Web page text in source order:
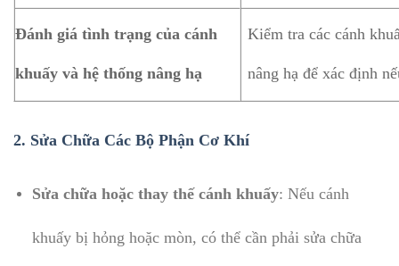
Đánh giá tình trạng của cánh
khuấy và hệ thống nâng hạ
Kiểm tra các cánh
nâng hạ để xác định
2. Sửa Chữa Các Bộ Phận Cơ Khí
Sửa chữa hoặc thay thế cánh khuấy: Nếu cánh
khuấy bị hỏng hoặc mòn, có thể cần phải sửa chữa